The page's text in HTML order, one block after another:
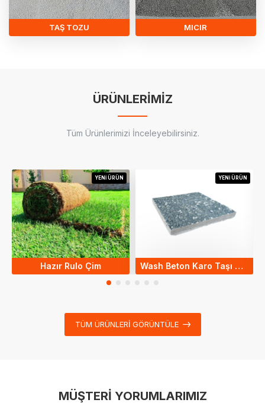
TAŞ TOZU MICIR
ÜRÜNLERİMİZ
Tüm Ürünlerimizi İnceleyebilirsiniz.
YENI ÜRÜN
Hazır Rulo Çim
YENI ÜRÜN
Wash Beton Karo Taşı 40*40
TÜM ÜRÜNLERI GÖRÜNTÜLE
MÜŞTERİ YORUMLARIMIZ